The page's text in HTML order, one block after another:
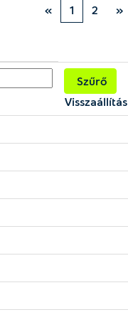
« 1 2 »
Visszaállítás